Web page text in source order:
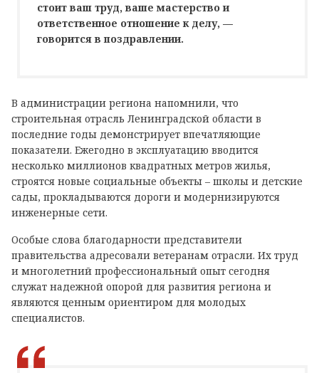
стоит ваш труд, ваше мастерство и
ответственное отношение к делу, —
говорится в поздравлении.
В администрации региона напомнили, что
строительная отрасль Ленинградской области в
последние годы демонстрирует впечатляющие
показатели. Ежегодно в эксплуатацию вводится
несколько миллионов квадратных метров жилья,
строятся новые социальные объекты – школы и детские
сады, прокладываются дороги и модернизируются
инженерные сети.
Особые слова благодарности представители
правительства адресовали ветеранам отрасли. Их труд
и многолетний профессиональный опыт сегодня
служат надежной опорой для развития региона и
являются ценным ориентиром для молодых
специалистов.